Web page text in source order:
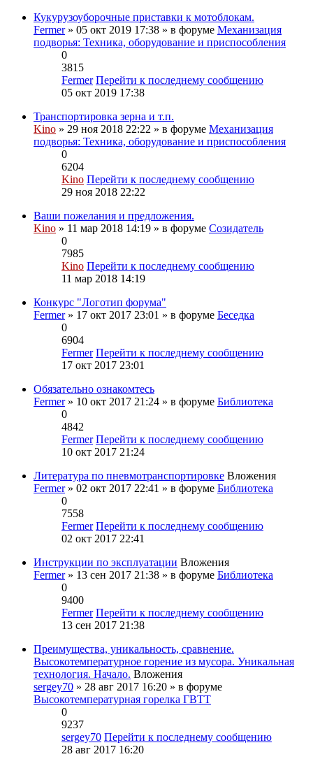
Кукурузоуборочные приставки к мотоблокам.
Fermer» 05 окт 2019 17:38 » в форуме Механизация
подворья: Техника, оборудование и приспособления
0
3815
Fermer Перейти к последнему сообщению
05 окт 2019 17:38
Транспортировка зерна и т.п.
Kino » 29 ноя 2018 22:22 » в форуме Механизация
подворья: Техника, оборудование и приспособления
0
6204
Kino Перейти к последнему сообщению
29 ноя 2018 22:22
Ваши пожелания и предложения.
Kino » 11 мар 2018 14:19 » в форуме Созидатель
0
7985
Kino Перейти к последнему сообщению
11 мар 2018 14:19
Конкурс "Логотип форума"
Fermer» 17 окт 2017 23:01 » в форуме Беседка
0
6904
Fermer Перейти к последнему сообщению
17 окт 2017 23:01
Обязательно ознакомтесь
Fermer» 10 окт 2017 21:24 » в форуме Библиотека
0
4842
Fermer Перейти к последнему сообщению
10 окт 2017 21:24
Литература по пневмотранспортировке Вложения
Fermer» 02 окт 2017 22:41 » в форуме Библиотека
0
7558
Fermer Перейти к последнему сообщению
02 окт 2017 22:41
Инструкции по эксплуатации Вложения
Fermer» 13 сен 2017 21:38 » в форуме Библиотека
0
9400
Fermer Перейти к последнему сообщению
13 сен 2017 21:38
Преимущества, уникальность, сравнение.
Высокотемпературное горение из мусора. Уникальная
технология. Начало. Вложения
sergey70 » 28 авг 2017 16:20 » в форуме
Высокотемпературная горелка ГВТТ
0
9237
sergey70 Перейти к последнему сообщению
28 авг 2017 16:20